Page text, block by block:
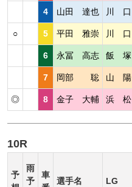
4 山田 達也 川 口
○ 5 平田 雅崇 川 口
6 永冨 高志 飯 塚
7 岡部 聡 山 陽
◎ 8 金子 大輔 浜 松
10R
予
雨
予
車
選手名 LG